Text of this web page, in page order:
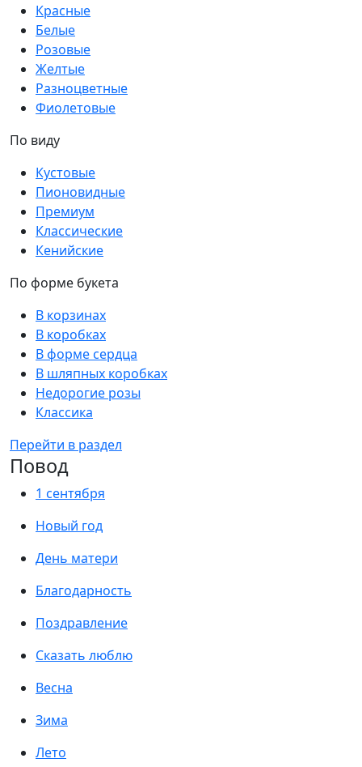
Красные
Белые
Розовые
Желтые
Разноцветные
Фиолетовые
По виду
Кустовые
Пионовидные
Премиум
Классические
Кенийские
По форме букета
В корзинах
В коробках
В форме сердца
В шляпных коробках
Недорогие розы
Классика
Перейти в раздел
Повод
1 сентября
Новый год
День матери
Благодарность
Поздравление
Сказать люблю
Весна
Зима
Лето